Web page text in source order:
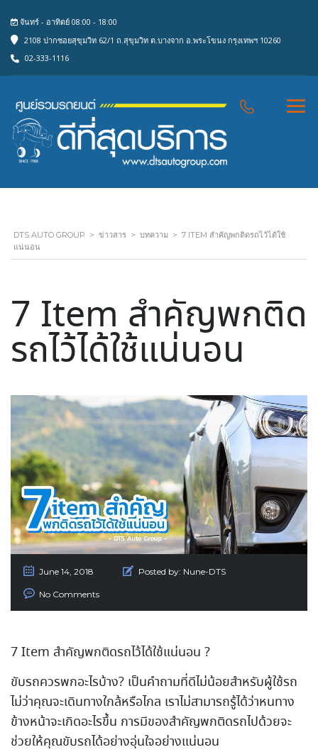
จันทร์ - อาทิตย์ 08:00 - 18:00
2108 ปากซอยสุขุมวิท 62/1 ถ.สุขุมวิท ต.บางจาก อ.พระโขนง กรุงเทพฯ 10260
02-333-1116
DTS AUTO GROUP > ข่าวสาร > บทความ > 7 ITEM สำคัญพกติดรถไว้ได้ใช้
แน่นอน
7 Item สำคัญพกติด
รถไว้ได้ใช้แน่นอน
June 14, 2018 Posted by: Nune-DTS
No Comments
7 Item สำคัญพกติดรถไว้ได้ใช้แน่นอน ?
ขับรถควรพกอะไรบ้าง? เป็นคำถามที่ดีไม่น้อยสำหรับผู้ใช้รถ
ไม่ว่าคุณจะเดินทางใกล้หรือไกล เราไม่สามารถรู้ได้ว่าหนทาง
ข้างหน้าจะเกิดอะไรขึ้น การมีของสำคัญพกติดรถไปด้วยจะ
ช่วยให้คุณขับรถได้อย่างอุ่นใจอย่างแน่นอน